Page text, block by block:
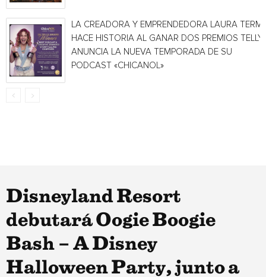
LA CREADORA Y EMPRENDEDORA LAURA
HACE HISTORIA AL GANAR DOS PREMIOS TELLY
ANUNCIA LA NUEVA TEMPORADA DE SU
PODCAST «CHICANOL»
Disneyland Resort
debutará Oogie Boogie
Bash – A Disney
Halloween Party, junto a